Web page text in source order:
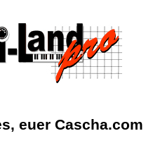
euer Cascha.com